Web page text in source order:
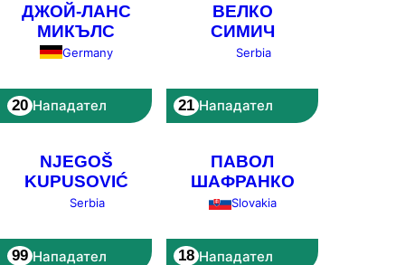
ДЖОЙ-ЛАНС
МИКЪЛС
Germany
20 Нападател
ВЕЛКО
СИМИЧ
Serbia
21 Нападател
NJEGOŠ
KUPUSOVIĆ
Serbia
99 Нападател
ПАВОЛ
ШАФРАНКО
Slovakia
18 Нападател